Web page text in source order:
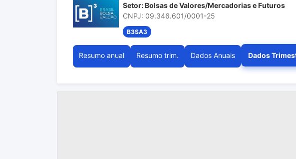
Setor: Bolsas de Valores/Mercadorias e Futuros
CNPJ: 09.346.601/0001-25
B3SA3
Resumo anual Resumo trim. Dados Anuais Dados